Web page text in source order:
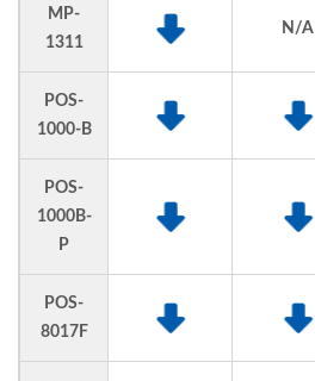
MP-
1311
N/A
POS-
1000-B
POS-
1000B-
P
POS-
8017F